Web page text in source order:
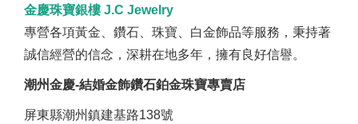
金慶珠寶銀樓 J.C Jewelry
專營各項黃金、鑽石、珠寶、白金飾品等服務，秉持著
誠信經營的信念，深耕在地多年，擁有良好信譽。
潮州金慶-結婚金飾鑽石鉑金珠寶專賣店
屏東縣潮州鎮建基路138號